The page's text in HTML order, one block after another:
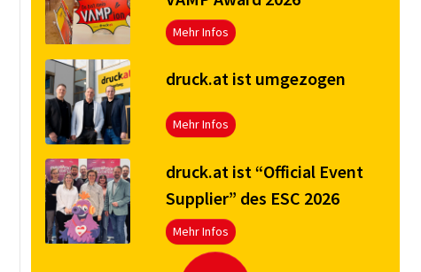
Mehr Infos
druck.at ist umgezogen
Mehr Infos
druck.at ist “Official Event
Supplier” des ESC 2026
Mehr Infos